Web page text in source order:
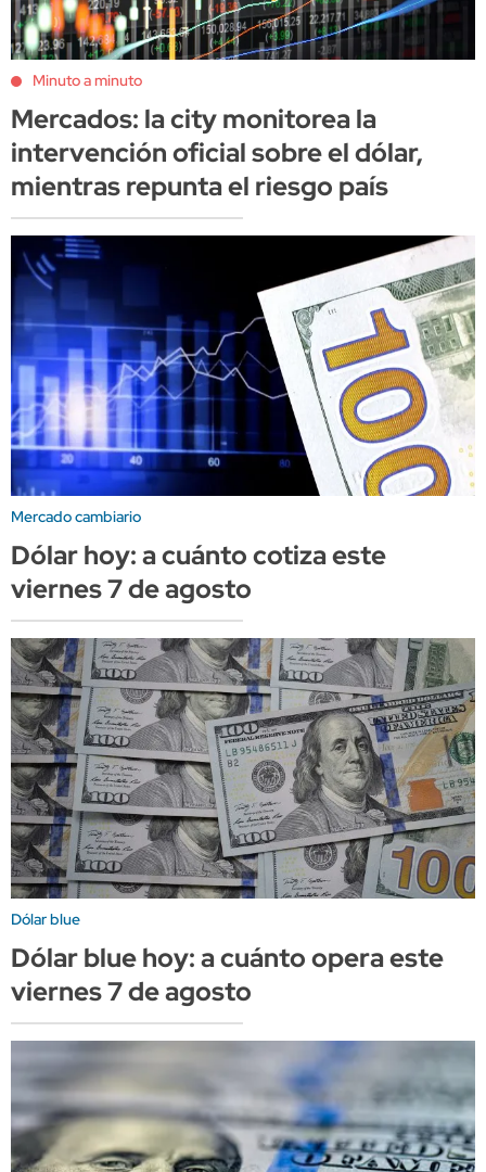
Minuto a minuto
Mercados: la city monitorea la
intervención oficial sobre el dólar,
mientras repunta el riesgo país
Mercado cambiario
Dólar hoy: a cuánto cotiza este
viernes 7 de agosto
Dólar blue
Dólar blue hoy: a cuánto opera este
viernes 7 de agosto